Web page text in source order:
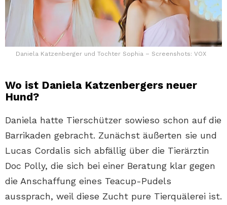
Daniela Katzenberger und Tochter Sophia – Screenshots: VOX
Wo ist Daniela Katzenbergers neuer
Hund?
Daniela hatte Tierschützer sowieso schon auf die
Barrikaden gebracht. Zunächst äußerten sie und
Lucas Cordalis sich abfällig über die Tierärztin
Doc Polly, die sich bei einer Beratung klar gegen
die Anschaffung eines Teacup-Pudels
aussprach, weil diese Zucht pure Tierquälerei ist.